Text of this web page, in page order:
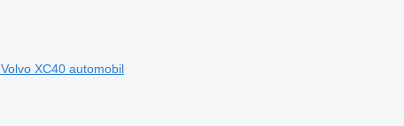
Volvo XC40 automobil